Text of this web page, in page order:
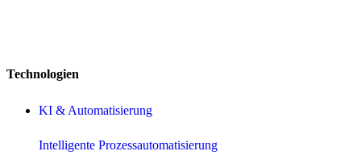
Technologien
KI & Automatisierung
Intelligente Prozessautomatisierung